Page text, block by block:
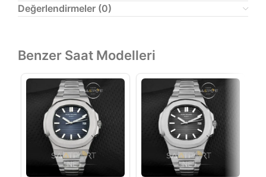
Değerlendirmeler (0)
Benzer Saat Modelleri